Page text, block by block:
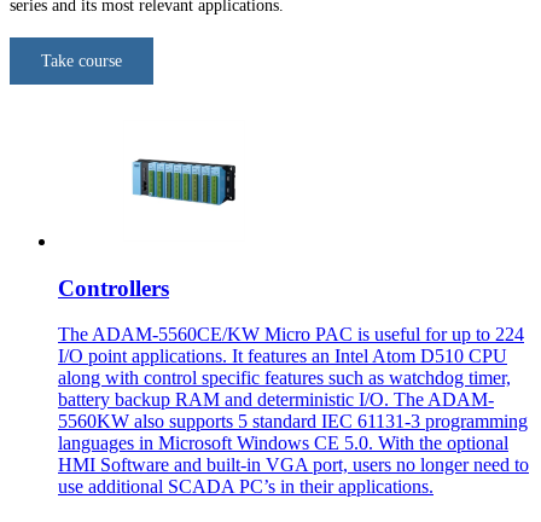
series and its most relevant applications.
Take course
Controllers
The ADAM-5560CE/KW Micro PAC is useful for up to 224
I/O point applications. It features an Intel Atom D510 CPU
along with control specific features such as watchdog timer,
battery backup RAM and deterministic I/O. The ADAM-
5560KW also supports 5 standard IEC 61131-3 programming
languages in Microsoft Windows CE 5.0. With the optional
HMI Software and built-in VGA port, users no longer need to
use additional SCADA PC’s in their applications.